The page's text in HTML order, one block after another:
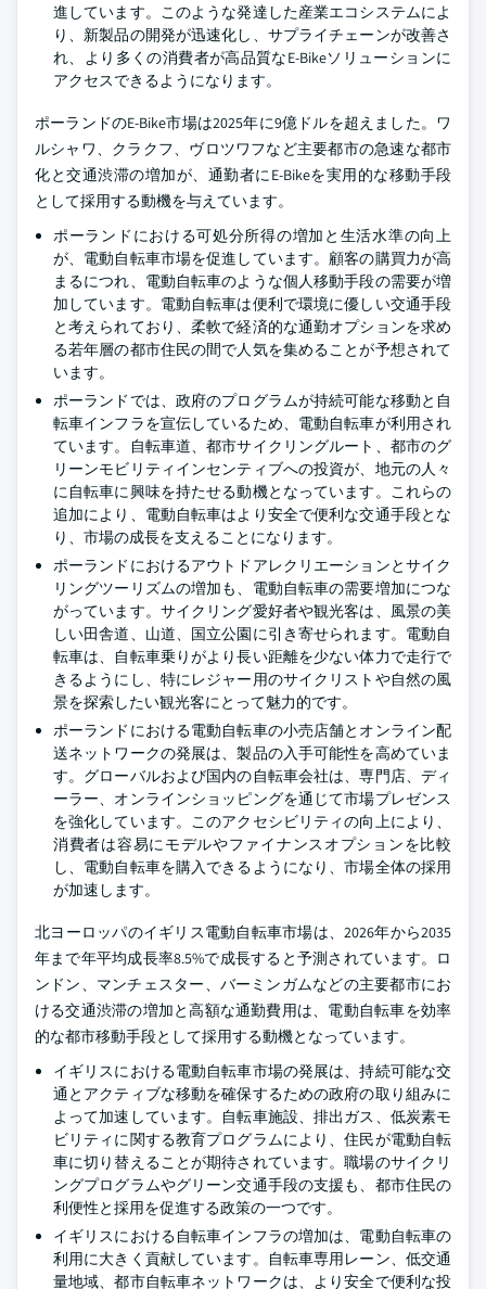
進しています。このような発達した産業エコシステムによ
り、新製品の開発が迅速化し、サプライチェーンが改善さ
れ、より多くの消費者が高品質なE-Bikeソリューションに
アクセスできるようになります。
ポーランドのE-Bike市場は2025年に9億ドルを超えました。ワ
ルシャワ、クラクフ、ヴロツワフなど主要都市の急速な都市
化と交通渋滞の増加が、通勤者にE-Bikeを実用的な移動手段
として採用する動機を与えています。
ポーランドにおける可処分所得の増加と生活水準の向上
が、電動自転車市場を促進しています。顧客の購買力が高
まるにつれ、電動自転車のような個人移動手段の需要が増
加しています。電動自転車は便利で環境に優しい交通手段
と考えられており、柔軟で経済的な通勤オプションを求め
る若年層の都市住民の間で人気を集めることが予想されて
います。
ポーランドでは、政府のプログラムが持続可能な移動と自
転車インフラを宣伝しているため、電動自転車が利用され
ています。自転車道、都市サイクリングルート、都市のグ
リーンモビリティインセンティブへの投資が、地元の人々
に自転車に興味を持たせる動機となっています。これらの
追加により、電動自転車はより安全で便利な交通手段とな
り、市場の成長を支えることになります。
ポーランドにおけるアウトドアレクリエーションとサイク
リングツーリズムの増加も、電動自転車の需要増加につな
がっています。サイクリング愛好者や観光客は、風景の美
しい田舎道、山道、国立公園に引き寄せられます。電動自
転車は、自転車乗りがより長い距離を少ない体力で走行で
きるようにし、特にレジャー用のサイクリストや自然の風
景を探索したい観光客にとって魅力的です。
ポーランドにおける電動自転車の小売店舗とオンライン配
送ネットワークの発展は、製品の入手可能性を高めていま
す。グローバルおよび国内の自転車会社は、専門店、ディ
ーラー、オンラインショッピングを通じて市場プレゼンス
を強化しています。このアクセシビリティの向上により、
消費者は容易にモデルやファイナンスオプションを比較
し、電動自転車を購入できるようになり、市場全体の採用
が加速します。
北ヨーロッパのイギリス電動自転車市場は、2026年から2035
年まで年平均成長率8.5%で成長すると予測されています。ロ
ンドン、マンチェスター、バーミンガムなどの主要都市にお
ける交通渋滞の増加と高額な通勤費用は、電動自転車を効率
的な都市移動手段として採用する動機となっています。
イギリスにおける電動自転車市場の発展は、持続可能な交
通とアクティブな移動を確保するための政府の取り組みに
よって加速しています。自転車施設、排出ガス、低炭素モ
ビリティに関する教育プログラムにより、住民が電動自転
車に切り替えることが期待されています。職場のサイクリ
ングプログラムやグリーン交通手段の支援も、都市住民の
利便性と採用を促進する政策の一つです。
イギリスにおける自転車インフラの増加は、電動自転車の
利用に大きく貢献しています。自転車専用レーン、低交通
量地域、都市自転車ネットワークは、より安全で便利な投